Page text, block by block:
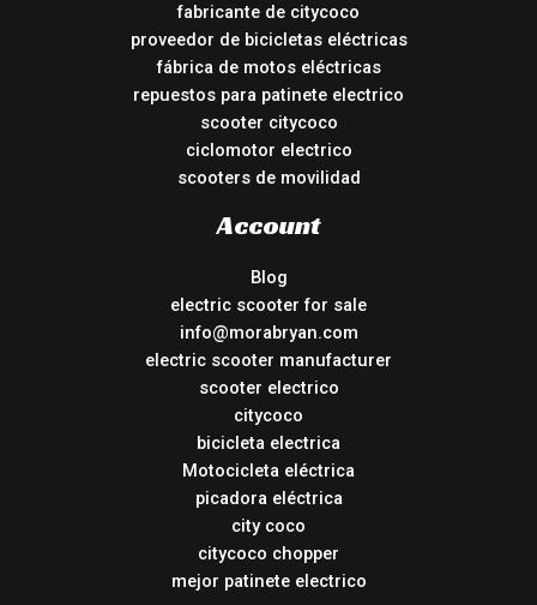
fabricante de citycoco
proveedor de bicicletas eléctricas
fábrica de motos eléctricas
repuestos para patinete electrico
scooter citycoco
ciclomotor electrico
scooters de movilidad
Account
Blog
electric scooter for sale
info@morabryan.com
electric scooter manufacturer
scooter electrico
citycoco
bicicleta electrica
Motocicleta eléctrica
picadora eléctrica
city coco
citycoco chopper
mejor patinete electrico